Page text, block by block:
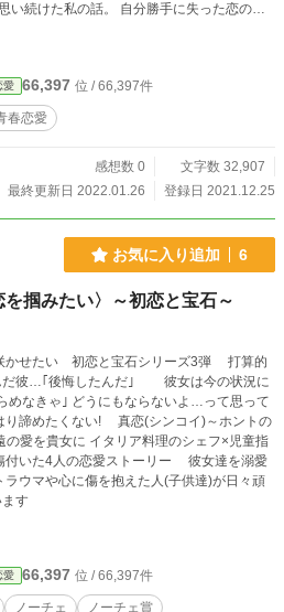
。 自分勝手に失った恋の
愛 66,397 位 / 66,397件
春恋愛
感想数 0
文字数 32,907
最終更新日 2022.01.26
登録日 2021.12.25
お気に入り追加 6
掴みたい〉～初恋と宝石～
せたい 初恋と宝石シリーズ3弾 打算的
悔したんだ｣ 彼女は今の状況に
ならないよ…って思って
い! 真恋(シンコイ)～ホントの
リア料理のシェフ×児童指
す
愛 66,397 位 / 66,397件
ノーチェ
ノーチェ賞